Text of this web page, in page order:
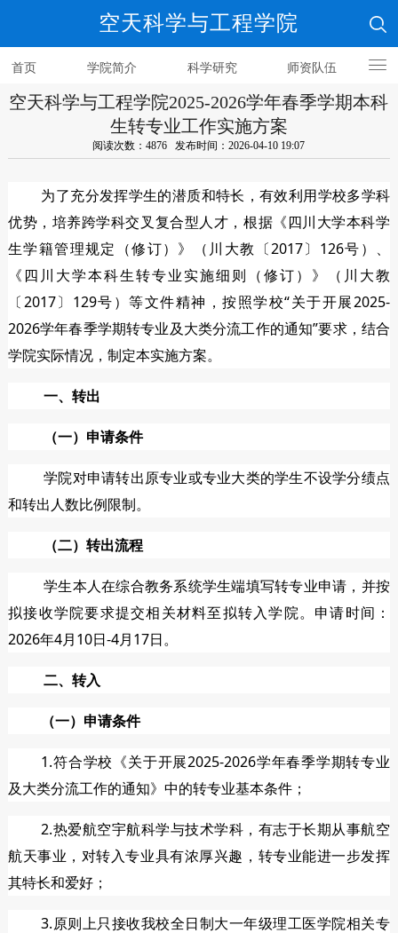
空天科学与工程学院
首页 学院简介 科学研究 师资队伍
人才培养
空天科学与工程学院2025-2026学年春季学期本科
生转专业工作实施方案
阅读次数：4876 发布时间：2026-04-10 19:07